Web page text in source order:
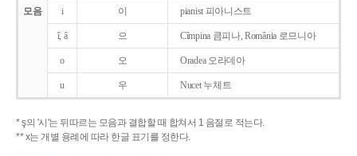
모음 i 이 pianist 피아니스트
î, â 으 Cîmpina 큼피나, România 로므니아
o 오 Oradea 오라데아
u 우 Nucet 누체트
* ş의 '시'는 뒤따르는 모음과 결합할 때 합쳐서 1 음절로 적는다.
** x는 개별 용례에 따라 한글 표기를 정한다.